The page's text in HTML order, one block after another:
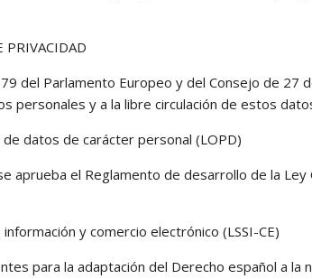
PRIVACIDAD
del Parlamento Europeo y del Consejo de 27
y a la libre circulación de estos
datos de carácter personal (LOPD)
aprueba el Reglamento de desarrollo de la
y comercio electrónico (LSSI-CE)
para la adaptación del Derecho español a la